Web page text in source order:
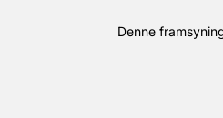
Denne